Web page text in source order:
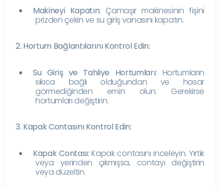
Makineyi Kapatın: Çamaşır makinesinin fişini
prizden çekin ve su giriş vanasını kapatın.
2. Hortum Bağlantılarını Kontrol Edin:
Su Giriş ve Tahliye Hortumları: Hortumların
sıkıca bağlı olduğundan ve hasar
görmediğinden emin olun. Gerekirse
hortumları değiştirin.
3. Kapak Contasını Kontrol Edin:
Kapak Contası: Kapak contasını inceleyin. Yırtık
veya yerinden çıkmışsa, contayı değiştirin
veya düzeltin.